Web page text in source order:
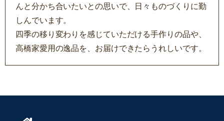
んと分かち合いたいとの思いで、日々ものづくりに勤
しんでいます。
四季の移り変わりを感じていただける手作りの品や、
高橋家愛用の逸品を、お届けできたらうれしいです。